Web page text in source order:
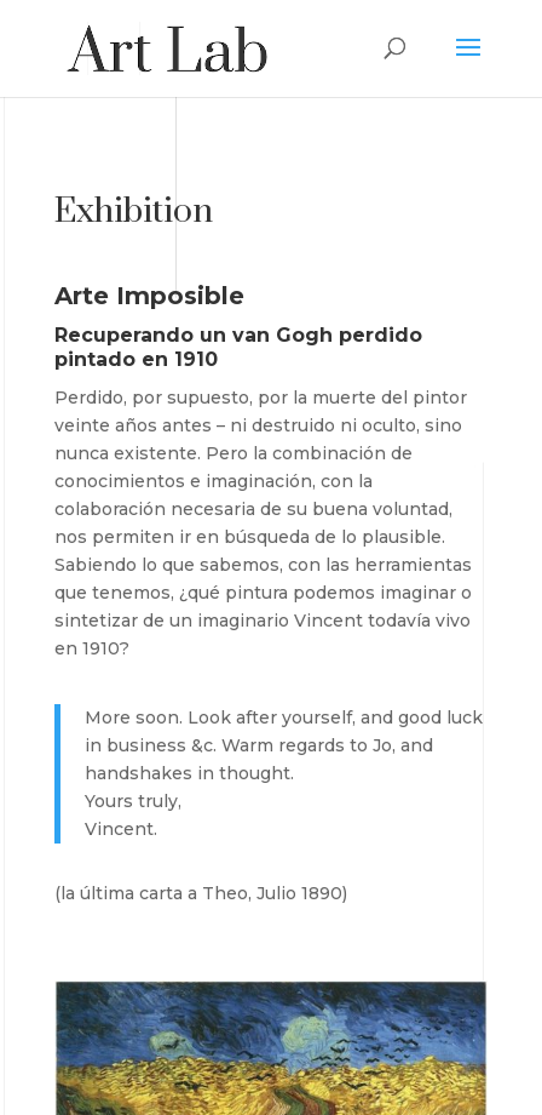
Exhibition
Arte Imposible
Recuperando un van Gogh perdido
pintado en 1910
Perdido, por supuesto, por la muerte del pintor
veinte años antes – ni destruido ni oculto, sino
nunca existente. Pero la combinación de
conocimientos e imaginación, con la
colaboración necesaria de su buena voluntad,
nos permiten ir en búsqueda de lo plausible.
Sabiendo lo que sabemos, con las herramientas
que tenemos, ¿qué pintura podemos imaginar o
sintetizar de un imaginario Vincent todavía vivo
en 1910?
More soon. Look after yourself, and good luck
in business &c. Warm regards to Jo, and
handshakes in thought.
Yours truly,
Vincent.
(la última carta a Theo, Julio 1890)